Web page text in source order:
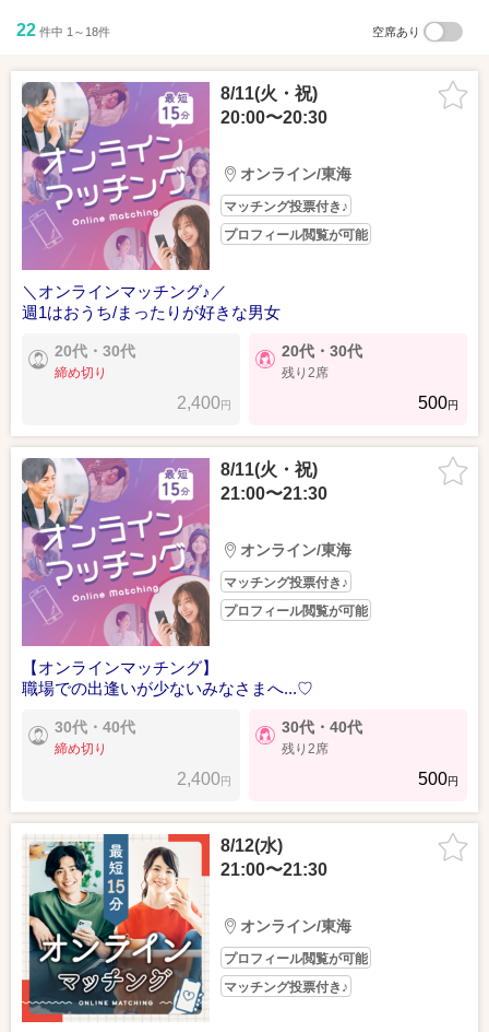
22 件中 1～18件 空席あり
8/11(火・祝)
20:00〜20:30
オンライン/東海
マッチング投票付き♪
プロフィール閲覧が可能
＼オンラインマッチング♪／
週1はおうち/まったりが好きな男女
20代・30代
締め切り
2,400円
20代・30代
残り2席
500円
8/11(火・祝)
21:00〜21:30
オンライン/東海
マッチング投票付き♪
プロフィール閲覧が可能
【オンラインマッチング】
職場での出逢いが少ないみなさまへ...♡
30代・40代
締め切り
2,400円
30代・40代
残り2席
500円
8/12(水)
21:00〜21:30
オンライン/東海
プロフィール閲覧が可能
マッチング投票付き♪